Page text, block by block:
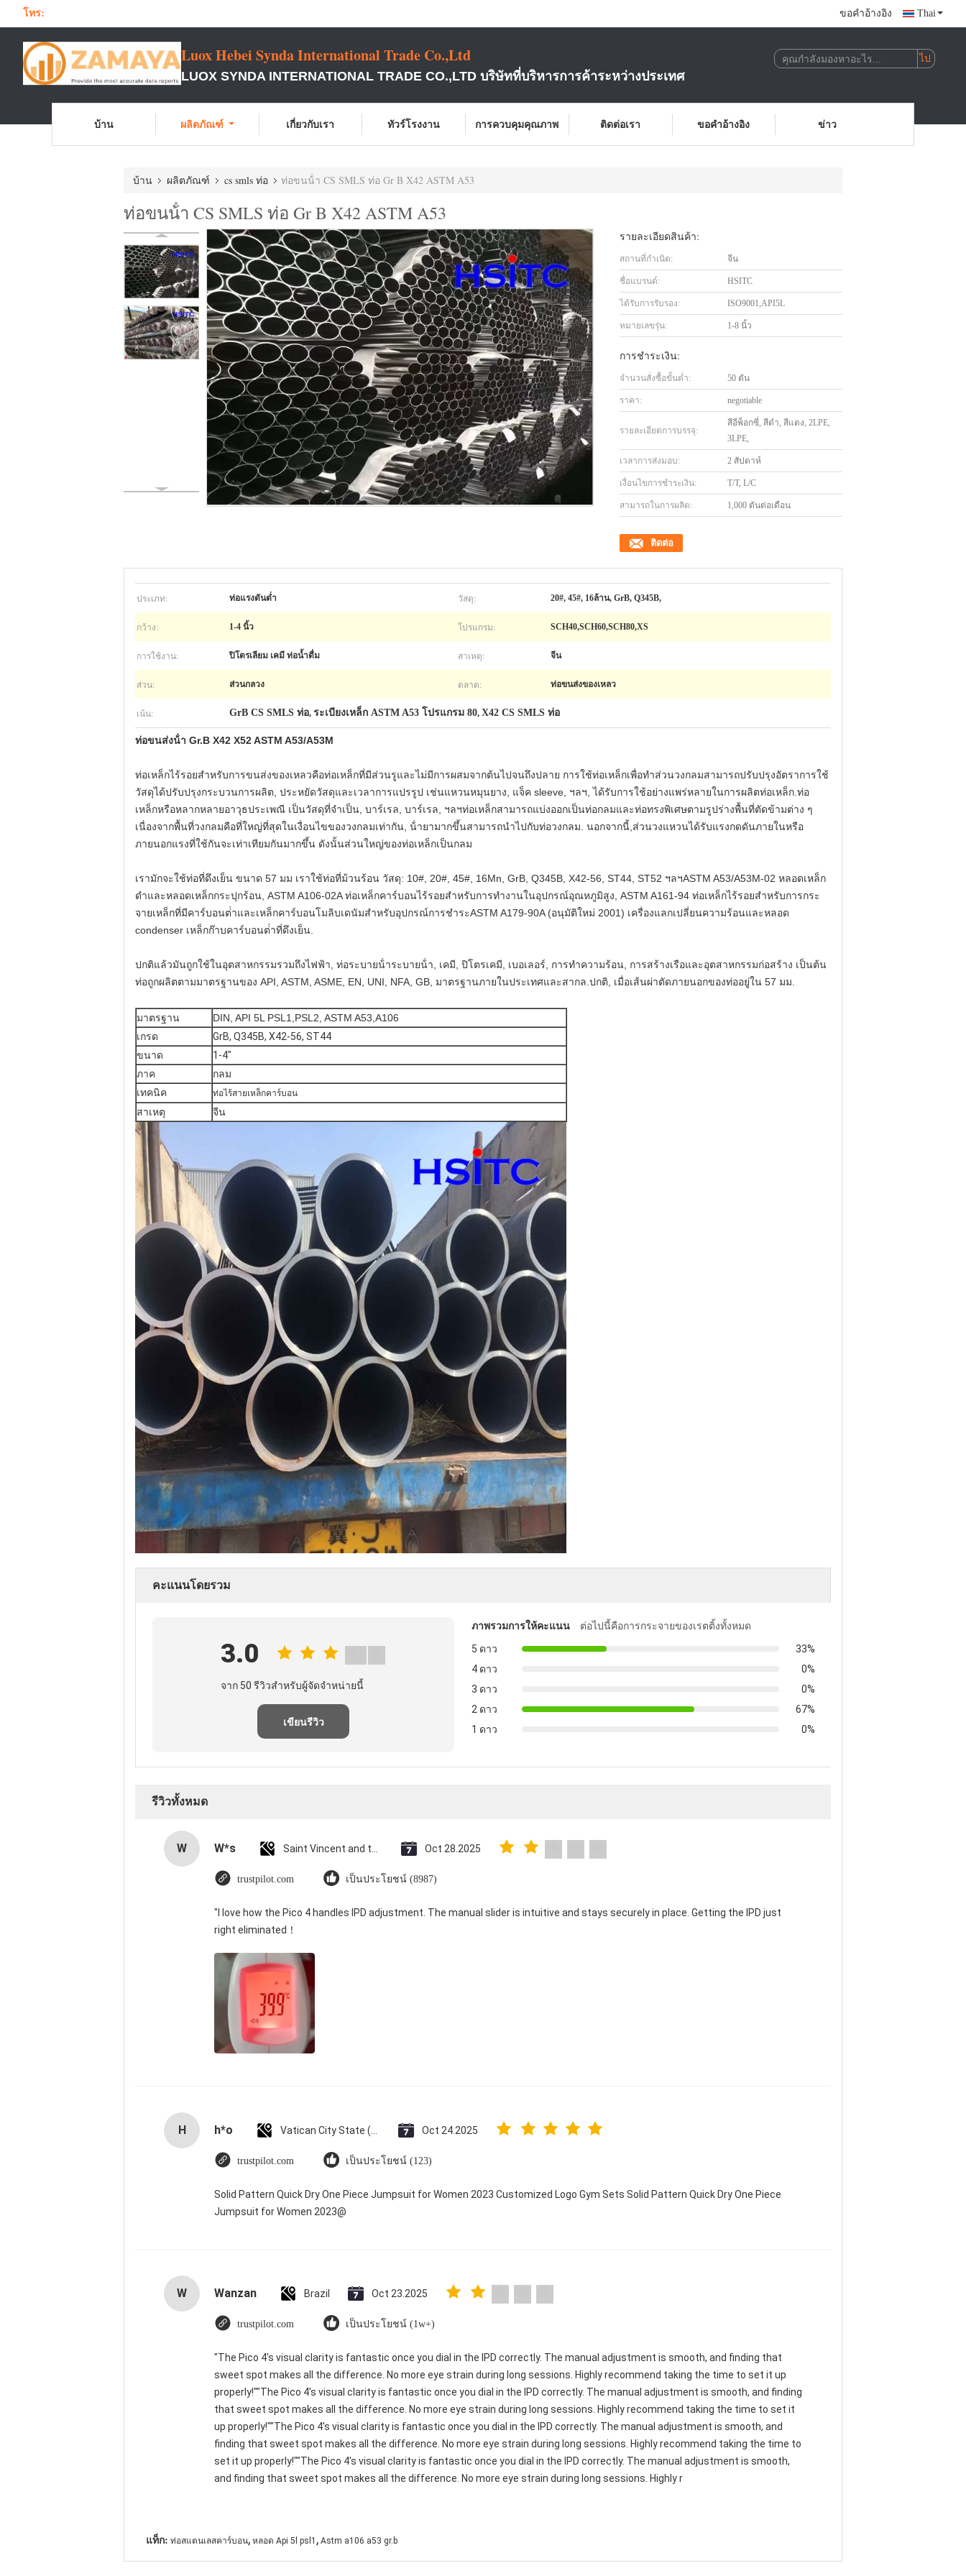
โทร: ขอคําอ้างอิง Thai
Luox Hebei Synda International Trade Co.,Ltd
LUOX SYNDA INTERNATIONAL TRADE CO.,LTD บริษัทที่บริหารการค้าระหว่างประเทศ
บ้าน ผลิตภัณฑ์ เกี่ยวกับเรา ทัวร์โรงงาน การควบคุมคุณภาพ ติดต่อเรา ขอคําอ้างอิง ข่าว
บ้าน ผลิตภัณฑ์ cs smls ท่อ ท่อขนน้ํา CS SMLS ท่อ Gr B X42 ASTM A53
ท่อขนน้ํา CS SMLS ท่อ Gr B X42 ASTM A53
รายละเอียดสินค้า:
สถานที่กำเนิด: จีน
ชื่อแบรนด์: HSITC
ได้รับการรับรอง: ISO9001,API5L
หมายเลขรุ่น: 1-8 นิ้ว
การชำระเงิน:
จำนวนสั่งซื้อขั้นต่ำ: 50 ตัน
ราคา: negotiable
รายละเอียดการบรรจุ:
สีอีพ็อกซี่, สีดำ, สีแดง, 2LPE,
3LPE,
เวลาการส่งมอบ: 2 สัปดาห์
เงื่อนไขการชำระเงิน: T/T, L/C
สามารถในการผลิต: 1,000 ตันต่อเดือน
ติดต่อ
ประเภท: ท่อแรงดันต่ำ วัสดุ: 20#, 45#, 16ล้าน, GrB, Q345B,
กว้าง: 1-4 นิ้ว โปรแกรม: SCH40,SCH60,SCH80,XS
การใช้งาน: ปิโตรเลียม เคมี ท่อน้ำดื่ม สาเหตุ: จีน
ส่วน: ส่วนกลวง ตลาด: ท่อขนส่งของเหลว
เน้น: GrB CS SMLS ท่อ, ระเบียงเหล็ก ASTM A53 โปรแกรม 80, X42 CS SMLS ท่อ
ท่อขนส่งน้ํา Gr.B X42 X52 ASTM A53/A53M
ท่อเหล็กไร้รอยสําหรับการขนส่งของเหลวคือท่อเหล็กที่มีส่วนรูและไม่มีการผสมจากต้นไปจนถึงปลาย การใช้ท่อเหล็กเพื่อทําส่วนวงกลมสามารถปรับปรุงอัตราการใช้
วัสดุได้ปรับปรุงกระบวนการผลิต, ประหยัดวัสดุและเวลาการแปรรูป เช่นแหวนหมุนยาง, แจ็ค sleeve, ฯลฯ, ได้รับการใช้อย่างแพร่หลายในการผลิตท่อเหล็ก. ท่อ
เหล็กหรือหลากหลายอาวุธประเพณี เป็นวัสดุที่จําเป็น, บาร์เรล, บาร์เรล, ฯลฯท่อเหล็กสามารถแบ่งออกเป็นท่อกลมและท่อทรงพิเศษตามรูปร่างพื้นที่ตัดข้ามต่าง ๆ
เนื่องจากพื้นที่วงกลมคือที่ใหญ่ที่สุดในเงื่อนไขของวงกลมเท่ากัน, น้ํายามากขึ้นสามารถนําไปกับท่อวงกลม. นอกจากนี้,ส่วนวงแหวนได้รับแรงกดดันภายในหรือ
ภายนอกแรงที่ใช้กันจะเท่าเทียมกันมากขึ้น ดังนั้นส่วนใหญ่ของท่อเหล็กเป็นกลม
เรามักจะใช้ท่อที่ดึงเย็น ขนาด 57 มม เราใช้ท่อที่ม้วนร้อน วัสดุ: 10#, 20#, 45#, 16Mn, GrB, Q345B, X42-56, ST44, ST52 ฯลฯASTM A53/A53M-02 หลอดเหล็ก
ดําและหลอดเหล็กกระปุกร้อน, ASTM A106-02A ท่อเหล็กคาร์บอนไร้รอยสําหรับการทํางานในอุปกรณ์อุณหภูมิสูง, ASTM A161-94 ท่อเหล็กไร้รอยสําหรับการกระ
จายเหล็กที่มีคาร์บอนต่ําและเหล็กคาร์บอนโมลิบเดนัมสําหรับอุปกรณ์การชําระASTM A179-90A (อนุมัติใหม่ 2001) เครื่องแลกเปลี่ยนความร้อนและหลอด
condenser เหล็กก๊าบคาร์บอนต่ําที่ดึงเย็น.
ปกติแล้วมันถูกใช้ในอุตสาหกรรมรวมถึงไฟฟ้า, ท่อระบายน้ําระบายน้ํา, เคมี, ปิโตรเคมี, เบอเลอร์, การทําความร้อน, การสร้างเรือและอุตสาหกรรมก่อสร้าง เป็นต้น
ท่อถูกผลิตตามมาตรฐานของ API, ASTM, ASME, EN, UNI, NFA, GB, มาตรฐานภายในประเทศและสากล.ปกติ, เมื่อเส้นผ่าตัดภายนอกของท่ออยู่ใน 57 มม.
มาตรฐาน
DIN, API 5L PSL1,PSL2, ASTM A53,A106
เกรด
GrB, Q345B, X42-56, ST44
ขนาด
1-4"
ภาค
กลม
เทคนิค
ท่อไร้สายเหล็กคาร์บอน
สาเหตุ จีน
คะแนนโดยรวม
3.0
จาก 50 รีวิวสําหรับผู้จัดจําหน่ายนี้
เขียนรีวิว
ภาพรวมการให้คะแนน
ต่อไปนี้คือการกระจายของเรตติ้งทั้งหมด
5 ดาว
33%
4 ดาว
0%
3 ดาว
0%
2 ดาว
67%
1 ดาว
0%
รีวิวทั้งหมด
W W*s Oct 28.2025
trustpilot.com เป็นประโยชน์ (8987)
"I love how the Pico 4 handles IPD adjustment. The manual slider is intuitive and stays securely in place. Getting the IPD just
right eliminated！
H h*o Oct 24.2025
trustpilot.com เป็นประโยชน์ (123)
Solid Pattern Quick Dry One Piece Jumpsuit for Women 2023 Customized Logo Gym Sets Solid Pattern Quick Dry One Piece
Jumpsuit for Women 2023@
W Wanzan Brazil Oct 23.2025
trustpilot.com เป็นประโยชน์ (1w+)
"The Pico 4's visual clarity is fantastic once you dial in the IPD correctly. The manual adjustment is smooth, and finding that
sweet spot makes all the difference. No more eye strain during long sessions. Highly recommend taking the time to set it up
properly!""The Pico 4's visual clarity is fantastic once you dial in the IPD correctly. The manual adjustment is smooth, and finding
that sweet spot makes all the difference. No more eye strain during long sessions. Highly recommend taking the time to set it
up properly!""The Pico 4's visual clarity is fantastic once you dial in the IPD correctly. The manual adjustment is smooth, and
finding that sweet spot makes all the difference. No more eye strain during long sessions. Highly recommend taking the time to
set it up properly!""The Pico 4's visual clarity is fantastic once you dial in the IPD correctly. The manual adjustment is smooth,
and finding that sweet spot makes all the difference. No more eye strain during long sessions. Highly r
แท็ก: ท่อสแตนเลสคาร์บอน, หลอด Api 5l psl1 , Astm a106 a53 gr.b